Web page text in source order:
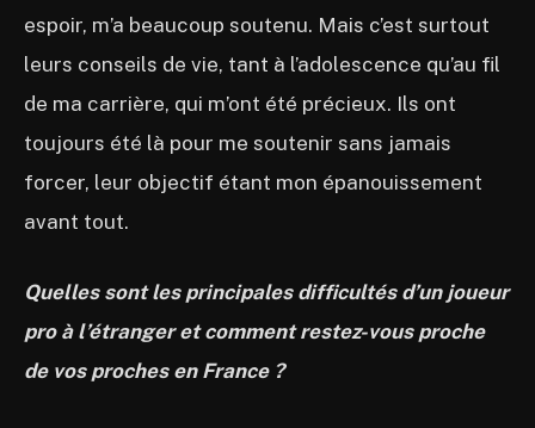
espoir, m’a beaucoup soutenu. Mais c’est surtout
leurs conseils de vie, tant à l’adolescence qu’au fil
de ma carrière, qui m’ont été précieux. Ils ont
toujours été là pour me soutenir sans jamais
forcer, leur objectif étant mon épanouissement
avant tout.
Quelles sont les principales difficultés d’un joueur
pro à l’étranger et comment restez-vous proche
de vos proches en France ?